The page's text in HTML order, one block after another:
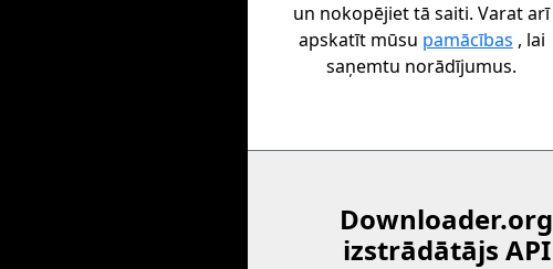
un nokopējiet tā saiti. Varat arī
apskatīt mūsu pamācības , lai
saņemtu norādījumus.
Downloader.org
izstrādātājs API